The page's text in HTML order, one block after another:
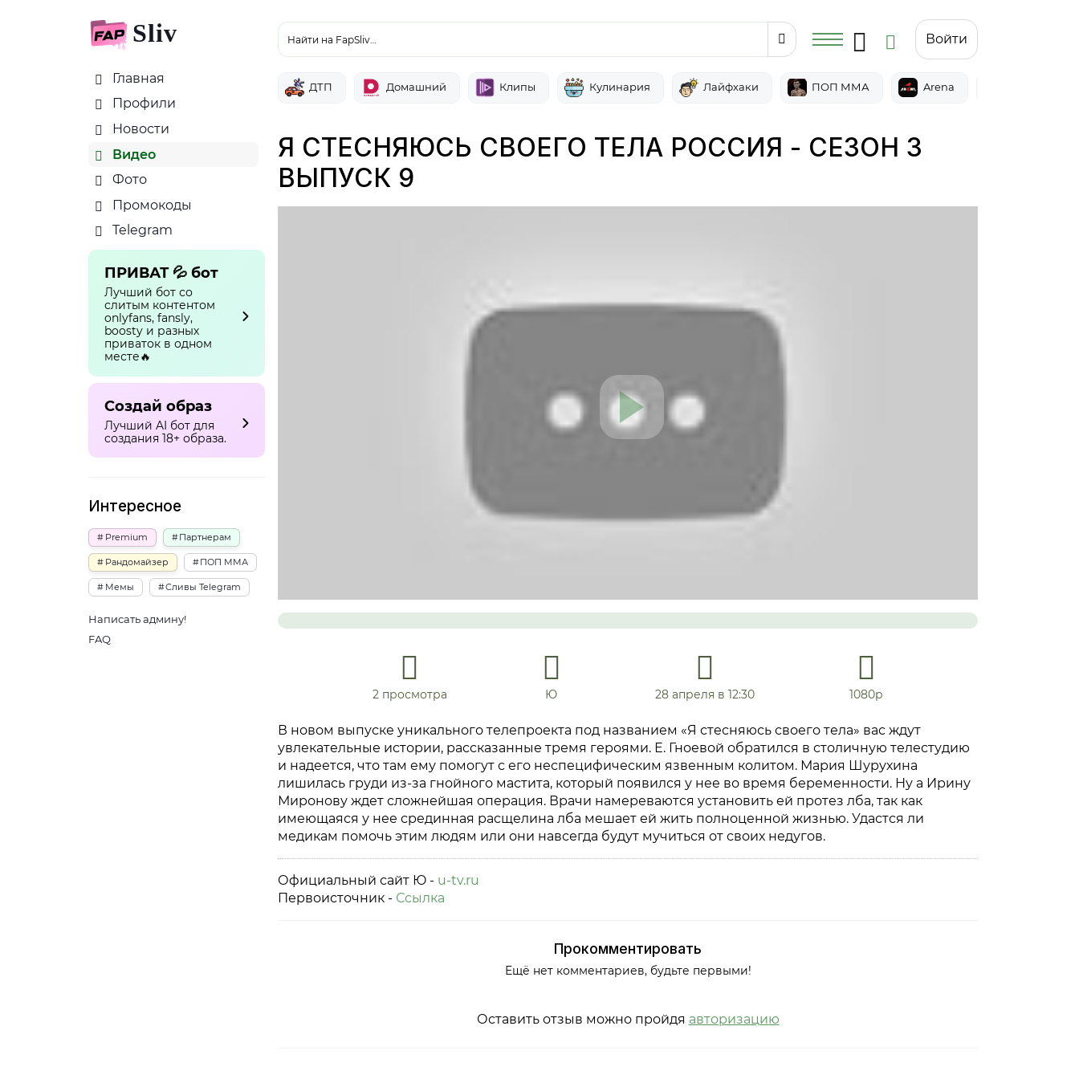
Sliv
Главная
Профили
Новости
Видео
Фото
Промокоды
Telegram
ПРИВАТ 💦 бот
Лучший бот со
слитым контентом
onlyfans, fansly,
boosty и разных
приваток в одном
месте🔥
Создай образ
Лучший AI бот для
создания 18+ образа.
Интересное
Premium Партнерам
Рандомайзер ПОП ММА
Мемы Сливы Telegram
Написать админу!
FAQ
Найти на FapSliv… Войти
ДТП Домашний Клипы Кулинария Лайфхаки ПОП ММА Arena
Я СТЕСНЯЮСЬ СВОЕГО ТЕЛА РОССИЯ - СЕЗОН 3
ВЫПУСК 9
2 просмотра Ю 28 апреля в 12:30 1080р
В новом выпуске уникального телепроекта под названием «Я стесняюсь своего тела» вас ждут
увлекательные истории, рассказанные тремя героями. Е. Гноевой обратился в столичную телестудию
и надеется, что там ему помогут с его неспецифическим язвенным колитом. Мария Шурухина
лишилась груди из-за гнойного мастита, который появился у нее во время беременности. Ну а Ирину
Миронову ждет сложнейшая операция. Врачи намереваются установить ей протез лба, так как
имеющаяся у нее срединная расщелина лба мешает ей жить полноценной жизнью. Удастся ли
медикам помочь этим людям или они навсегда будут мучиться от своих недугов.
Официальный сайт Ю - u-tv.ru
Первоисточник - Ссылка
Прокомментировать
Ещё нет комментариев, будьте первыми!
Оставить отзыв можно пройдя авторизацию